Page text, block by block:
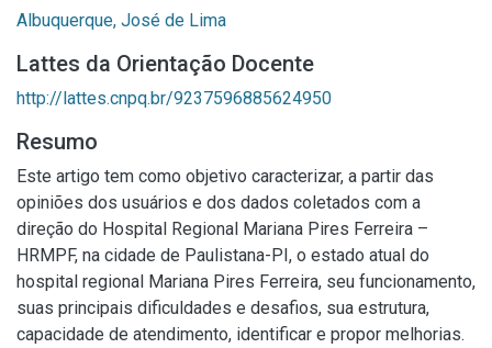
Albuquerque, José de Lima
Lattes da Orientação Docente
http://lattes.cnpq.br/9237596885624950
Resumo
Este artigo tem como objetivo caracterizar, a partir das
opiniões dos usuários e dos dados coletados com a
direção do Hospital Regional Mariana Pires Ferreira –
HRMPF, na cidade de Paulistana-PI, o estado atual do
hospital regional Mariana Pires Ferreira, seu funcionamento,
suas principais dificuldades e desafios, sua estrutura,
capacidade de atendimento, identificar e propor melhorias.